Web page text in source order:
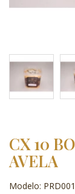
CX 10
AVELA
Modelo: